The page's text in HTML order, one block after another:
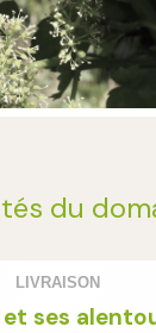
du
LIVRAISON
ses